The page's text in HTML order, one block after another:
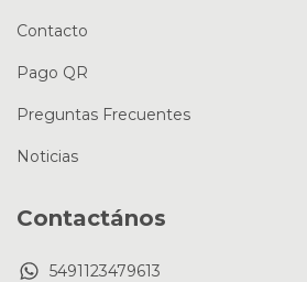
Contacto
Pago QR
Preguntas Frecuentes
Noticias
Contactános
5491123479613